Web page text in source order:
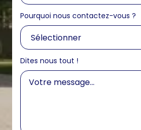
Pourquoi nous contactez-vous ?
Dites nous tout !